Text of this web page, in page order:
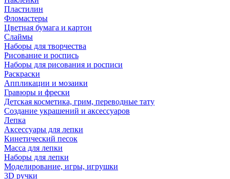
Пластилин
Фломастеры
Цветная бумага и картон
Слаймы
Наборы для творчества
Рисование и роспись
Наборы для рисования и росписи
Раскраски
Аппликации и мозаики
Гравюры и фрески
Детская косметика, грим, переводные тату
Создание украшений и аксессуаров
Лепка
Аксессуары для лепки
Кинетический песок
Масса для лепки
Наборы для лепки
Моделирование, игры, игрушки
3D ручки